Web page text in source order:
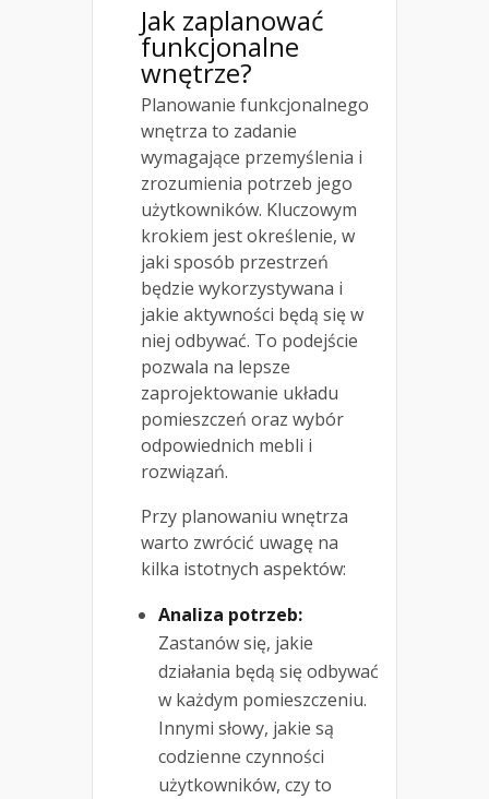
Jak zaplanować
funkcjonalne
wnętrze?
Planowanie funkcjonalnego
wnętrza to zadanie
wymagające przemyślenia i
zrozumienia potrzeb jego
użytkowników. Kluczowym
krokiem jest określenie, w
jaki sposób przestrzeń
będzie wykorzystywana i
jakie aktywności będą się w
niej odbywać. To podejście
pozwala na lepsze
zaprojektowanie układu
pomieszczeń oraz wybór
odpowiednich mebli i
rozwiązań.
Przy planowaniu wnętrza
warto zwrócić uwagę na
kilka istotnych aspektów:
Analiza potrzeb:
Zastanów się, jakie
działania będą się odbywać
w każdym pomieszczeniu.
Innymi słowy, jakie są
codzienne czynności
użytkowników, czy to